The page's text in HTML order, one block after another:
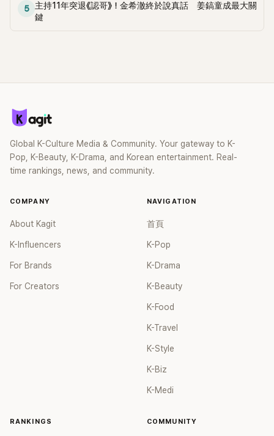
上，早在 2006 年，李智惠就為了證明自己沒有「隆乳」，真的
召開了一場泳裝記者招待會。當時她穿著比基尼站在一排攝影
件。 回顧李智惠的演藝路，她於 1998 年以混聲團體 S#arp 成
員身分出道，該團在 2000 年代初期紅極一時，由李智惠、徐
智英兩位女成員，以及張錫炫、Chris Kim 兩位男成員組成。不
過後來爆出長達四年的團內霸凌風波，甚至傳出徐智英母親對
李智惠言語辱罵、動手等爭議，最終團體於 2002 年解散。 團
女兒，一家四口生活幸福美滿。如今除了持續活躍於綜藝節
受網友喜愛，再度迎來事業第二春。
5
主持11年突退《認哥》！金希澈終於說真話 姜鎬童成最大關
鍵
Global K-Culture Media & Community. Your gateway to K-
Pop, K-Beauty, K-Drama, and Korean entertainment. Real-
time rankings, news, and community.
COMPANY
About Kagit
K-Influencers
For Brands
For Creators
NAVIGATION
首頁
K-Pop
K-Drama
K-Beauty
K-Food
K-Travel
K-Style
K-Biz
K-Medi
RANKINGS COMMUNITY